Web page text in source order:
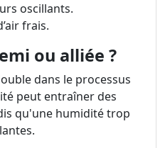
oscillants.
frais.
ou alliée ?
dans le processus
peut entraîner des
qu'une humidité trop